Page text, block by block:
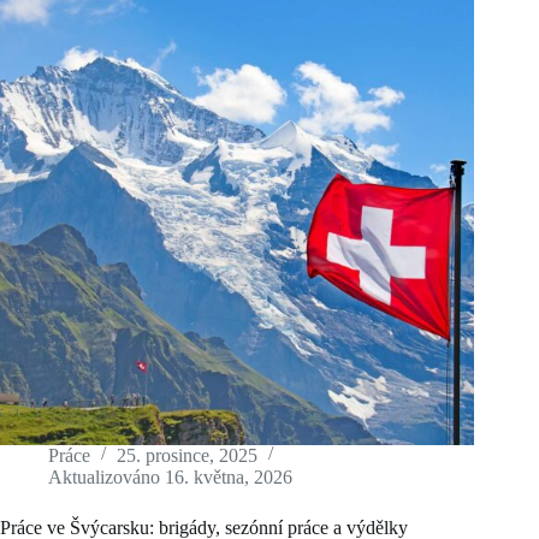
práce
v
Alpách
Práce
25. prosince, 2025
Aktualizováno 16. května, 2026
Práce ve Švýcarsku: brigády, sezónní práce a výdělky